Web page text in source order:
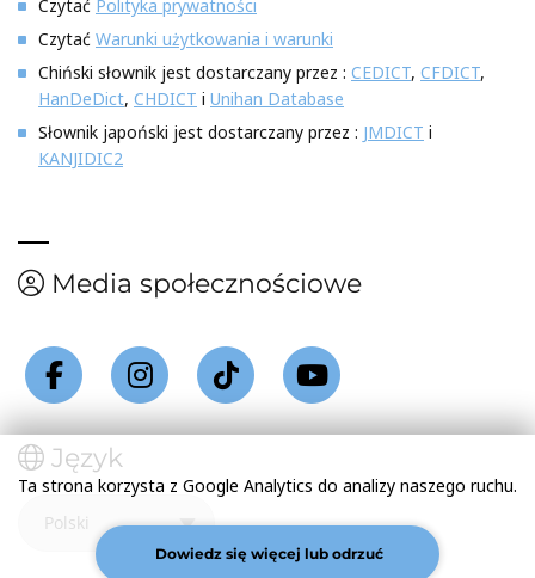
Czytać Polityka prywatności
Czytać Warunki użytkowania i warunki
Chiński słownik jest dostarczany przez : CEDICT, CFDICT,
HanDeDict, CHDICT i Unihan Database
Słownik japoński jest dostarczany przez : JMDICT i
KANJIDIC2
Media społecznościowe
Język
Ta strona korzysta z Google Analytics do analizy naszego ruchu.
Dowiedz się więcej lub odrzuć